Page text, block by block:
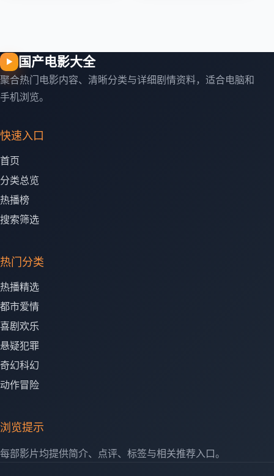
▶ 国产电影大全
聚合热门电影内容、清晰分类与详细剧情资料，适合电脑和
手机浏览。
快速入口
首页
分类总览
热播榜
搜索筛选
热门分类
热播精选
都市爱情
喜剧欢乐
悬疑犯罪
奇幻科幻
动作冒险
浏览提示
每部影片均提供简介、点评、标签与相关推荐入口。